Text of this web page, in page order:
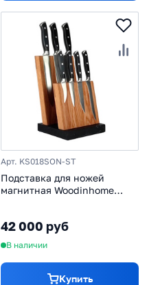
Арт. KS018SON-ST
Подставка для ножей
магнитная Woodinhome
42 000 руб
В наличии
Купить